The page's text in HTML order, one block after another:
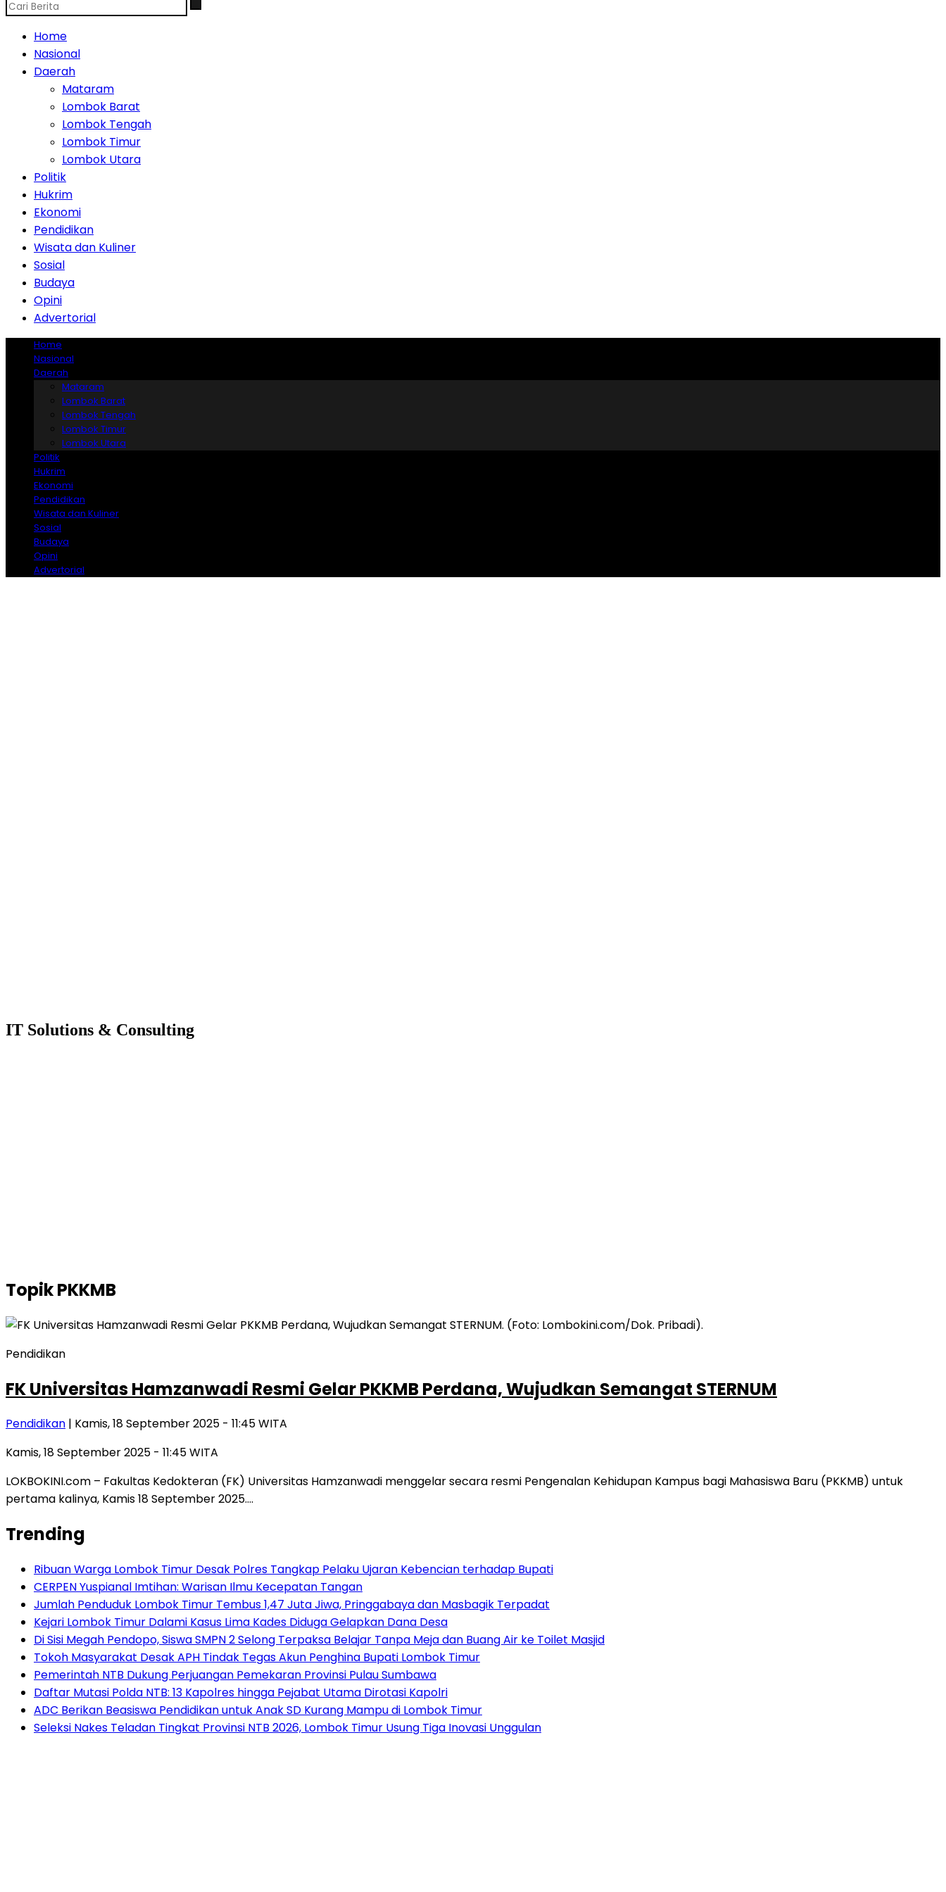
Home
Nasional
Daerah
Mataram
Lombok Barat
Lombok Tengah
Lombok Timur
Lombok Utara
Politik
Hukrim
Ekonomi
Pendidikan
Wisata dan Kuliner
Sosial
Budaya
Opini
Advertorial
Home
Nasional
Daerah
Mataram
Lombok Barat
Lombok Tengah
Lombok Timur
Lombok Utara
Politik
Hukrim
Ekonomi
Pendidikan
Wisata dan Kuliner
Sosial
Budaya
Opini
Advertorial
IT Solutions & Consulting
TopikPKKMB
Pendidikan
FK Universitas Hamzanwadi Resmi Gelar PKKMB Perdana, Wujudkan Semangat STERNUM
Pendidikan | Kamis, 18 September 2025 - 11:45 WITA
Kamis, 18 September 2025 - 11:45 WITA
LOKBOKINI.com – Fakultas Kedokteran (FK) Universitas Hamzanwadi menggelar secara resmi Pengenalan Kehidupan Kampus bagi Mahasiswa Baru (PKKMB) untuk
pertama kalinya, Kamis 18 September 2025….
Trending
Ribuan Warga Lombok Timur Desak Polres Tangkap Pelaku Ujaran Kebencian terhadap Bupati
CERPEN Yuspianal Imtihan: Warisan Ilmu Kecepatan Tangan
Jumlah Penduduk Lombok Timur Tembus 1,47 Juta Jiwa, Pringgabaya dan Masbagik Terpadat
Kejari Lombok Timur Dalami Kasus Lima Kades Diduga Gelapkan Dana Desa
Di Sisi Megah Pendopo, Siswa SMPN 2 Selong Terpaksa Belajar Tanpa Meja dan Buang Air ke Toilet Masjid
Tokoh Masyarakat Desak APH Tindak Tegas Akun Penghina Bupati Lombok Timur
Pemerintah NTB Dukung Perjuangan Pemekaran Provinsi Pulau Sumbawa
Daftar Mutasi Polda NTB: 13 Kapolres hingga Pejabat Utama Dirotasi Kapolri
ADC Berikan Beasiswa Pendidikan untuk Anak SD Kurang Mampu di Lombok Timur
Seleksi Nakes Teladan Tingkat Provinsi NTB 2026, Lombok Timur Usung Tiga Inovasi Unggulan